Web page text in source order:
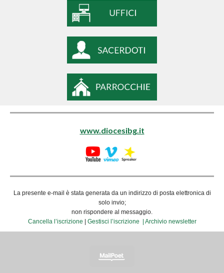
www.diocesibg.it
La presente e-mail è stata generata da un indirizzo di posta elettronica di
solo invio;
non rispondere al messaggio.
Cancella l’iscrizione
Gestisci l’iscrizione | Archivio newsletter